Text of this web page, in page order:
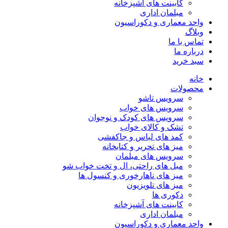
کابینت های آشپزخانه
مبلمان اداری
واحد معماری و دکوراسیون
وبلاگ
تماس با ما
درباره ما
سبد خرید
خانه
محصولات
سرویس تاشو
سرویس های خواب
سرویس های کودک و نوجوان
تشک و کالای خواب
کمد های لباس و جاکفشی
میز های تحریر و کتابخانه
سرویس های مبلمان
مبل های راحتی، ال و تخت خواب شو
میز های ناهارخوری و کنسول ها
میز های تلویزیون
دکوری ها
کابینت های آشپزخانه
مبلمان اداری
واحد معماری و دکوراسیون